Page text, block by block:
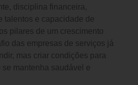
disciplina financeira,
talentos e capacidade de
pilares de um crescimento
das empresas de serviços já
mas criar condições para
mantenha saudável e